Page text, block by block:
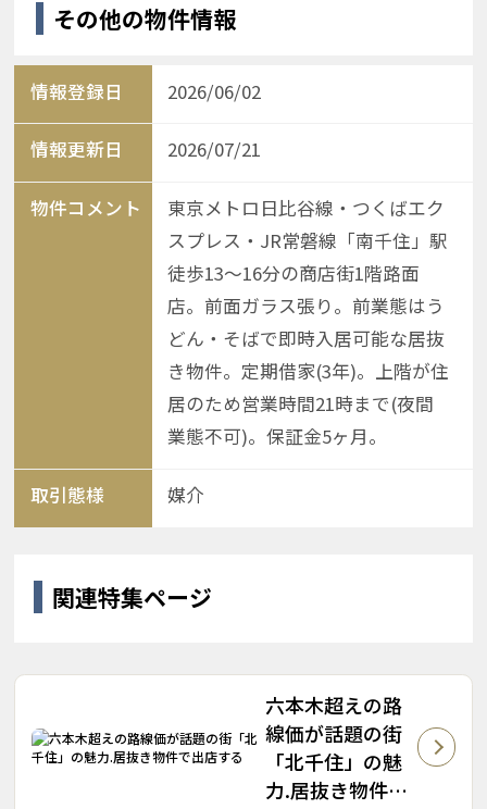
その他の物件情報
情報登録日 2026/06/02
情報更新日 2026/07/21
物件コメント
東京メトロ日比谷線・つくばエク
スプレス・JR常磐線「南千住」駅
徒歩13〜16分の商店街1階路面
店。前面ガラス張り。前業態はう
どん・そばで即時入居可能な居抜
き物件。定期借家(3年)。上階が住
居のため営業時間21時まで(夜間
業態不可)。保証金5ヶ月。
取引態様 媒介
関連特集ページ
六本木超えの路
線価が話題の街
「北千住」の魅
力.居抜き物件で